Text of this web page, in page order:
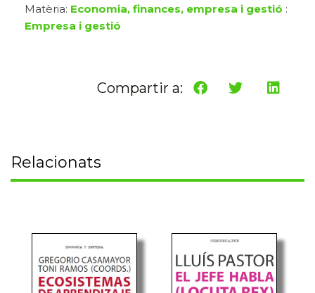
Matèria: Economia, finances, empresa i gestió :
Empresa i gestió
Compartir a:
Relacionats